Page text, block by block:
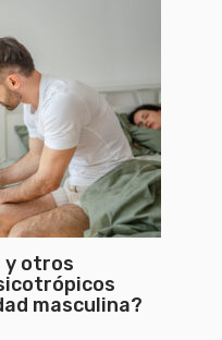
y otros
masculina?